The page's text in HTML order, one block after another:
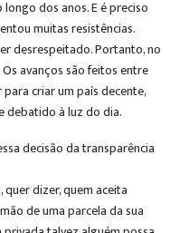
dos anos. E é preciso
muitas resistências.
desrespeitado. Portanto, no
avanços são feitos entre
criar um país decente,
debatido à luz do dia.
decisão da transparência
quer dizer, quem aceita
de uma parcela da sua